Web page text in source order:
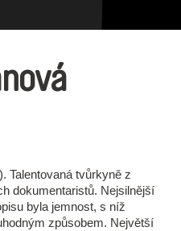
Talentovaná tvůrkyně z
dokumentaristů. Nejsilnější
byla jemnost, s níž
způsobem. Největší